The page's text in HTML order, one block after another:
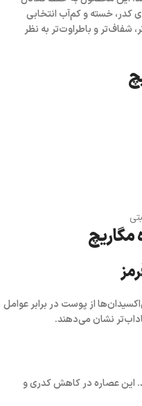
خسته و کم‌آب انتخابی
شفاف‌تر و باطراوت‌تر به نظر
مگاریچ
از پوست در برابر عوامل
نشان می‌دهند.
عصاره در کاهش کدری و